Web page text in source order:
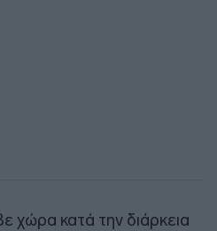
χώρα κατά την διάρκεια